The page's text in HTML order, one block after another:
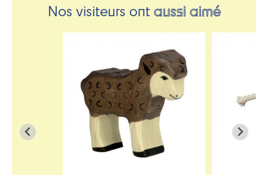
Nos visiteurs ontaussi aimé